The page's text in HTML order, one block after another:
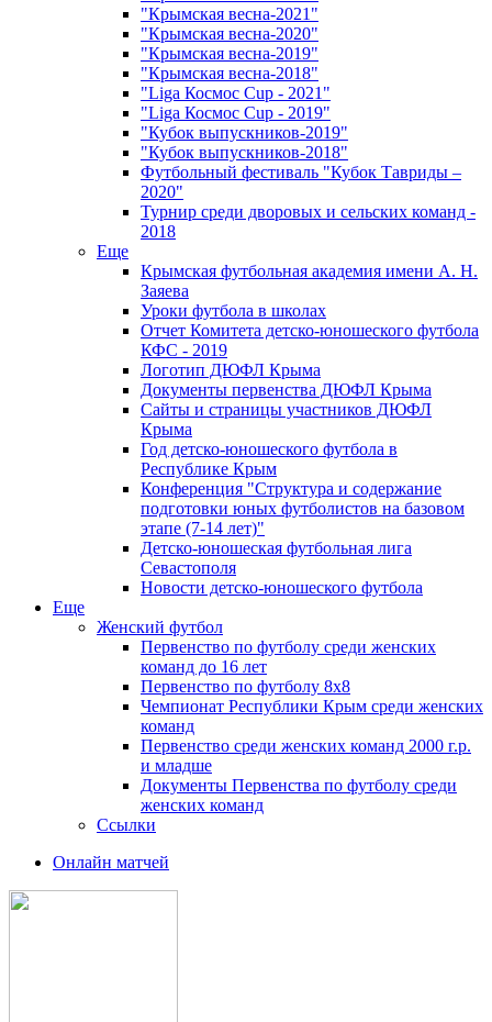
"Крымская весна-2021"
"Крымская весна-2020"
"Крымская весна-2019"
"Крымская весна-2018"
"Liga Космос Cup - 2021"
"Liga Космос Cup - 2019"
"Кубок выпускников-2019"
"Кубок выпускников-2018"
Футбольный фестиваль "Кубок Тавриды –
2020"
Турнир среди дворовых и сельских команд -
2018
Еще
Крымская футбольная академия имени А. Н.
Заяева
Уроки футбола в школах
Отчет Комитета детско-юношеского футбола
КФС - 2019
Логотип ДЮФЛ Крыма
Документы первенства ДЮФЛ Крыма
Сайты и страницы участников ДЮФЛ
Крыма
Год детско-юношеского футбола в
Республике Крым
Конференция "Структура и содержание
подготовки юных футболистов на базовом
этапе (7-14 лет)"
Детско-юношеская футбольная лига
Севастополя
Новости детско-юношеского футбола
Еще
Женский футбол
Первенство по футболу среди женских
команд до 16 лет
Первенство по футболу 8х8
Чемпионат Республики Крым среди женских
команд
Первенство среди женских команд 2000 г.р.
и младше
Документы Первенства по футболу среди
женских команд
Ссылки
Онлайн матчей